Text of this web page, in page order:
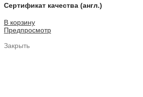
Сертификат качества (англ.)
В корзину
Предпросмотр
Закрыть